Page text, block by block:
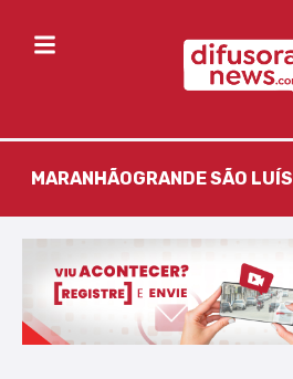
MARANHÃOGRANDE SÃO LUÍS